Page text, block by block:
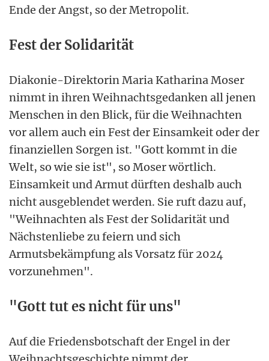
Ende der Angst, so der Metropolit.
Fest der Solidarität
Diakonie-Direktorin Maria Katharina Moser
nimmt in ihren Weihnachtsgedanken all jenen
Menschen in den Blick, für die Weihnachten
vor allem auch ein Fest der Einsamkeit oder der
finanziellen Sorgen ist. "Gott kommt in die
Welt, so wie sie ist", so Moser wörtlich.
Einsamkeit und Armut dürften deshalb auch
nicht ausgeblendet werden. Sie ruft dazu auf,
"Weihnachten als Fest der Solidarität und
Nächstenliebe zu feiern und sich
Armutsbekämpfung als Vorsatz für 2024
vorzunehmen".
"Gott tut es nicht für uns"
Auf die Friedensbotschaft der Engel in der